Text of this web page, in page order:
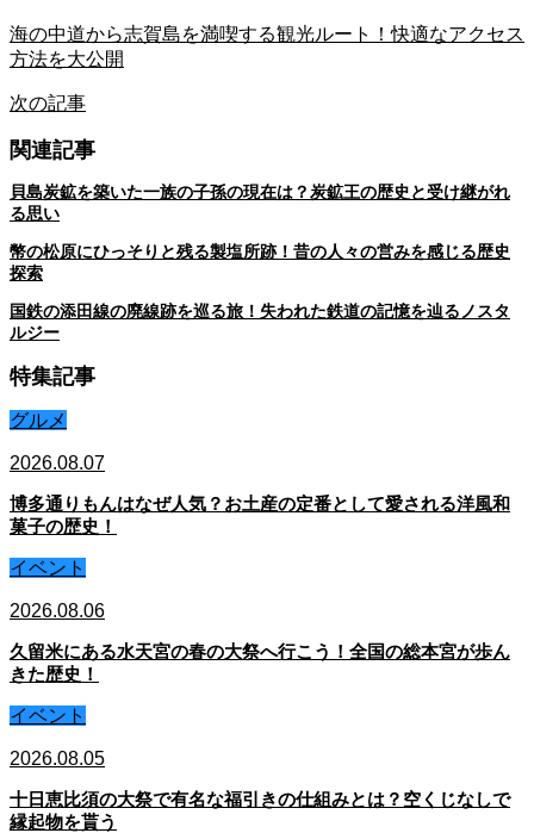
海の中道から志賀島を満喫する観光ルート！快適なアクセス
方法を大公開
次の記事
関連記事
貝島炭鉱を築いた一族の子孫の現在は？炭鉱王の歴史と受け継がれ
る思い
幣の松原にひっそりと残る製塩所跡！昔の人々の営みを感じる歴史
探索
国鉄の添田線の廃線跡を巡る旅！失われた鉄道の記憶を辿るノスタ
ルジー
特集記事
グルメ
2026.08.07
博多通りもんはなぜ人気？お土産の定番として愛される洋風和
菓子の歴史！
イベント
2026.08.06
久留米にある水天宮の春の大祭へ行こう！全国の総本宮が歩ん
きた歴史！
イベント
2026.08.05
十日恵比須の大祭で有名な福引きの仕組みとは？空くじなしで
縁起物を貰う